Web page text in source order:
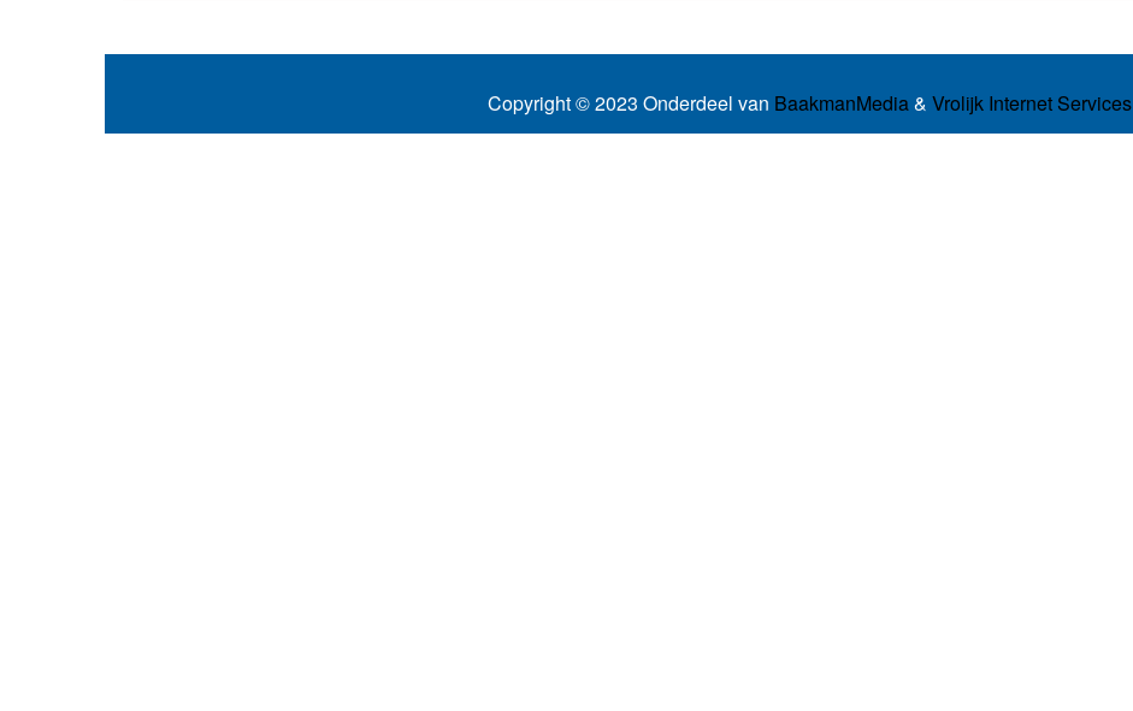
Copyright © 2023 Onderdeel van BaakmanMedia& Vrolijk Internet Services